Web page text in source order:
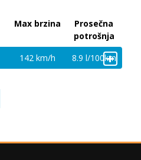
Max brzina
Prosečna
potrošnja
142 km/h 8.9 l/100km
+